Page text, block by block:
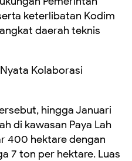
keterlibatan Kodim
daerah teknis
Kolaborasi
hingga Januari
di kawasan Paya Lah
400 hektare dengan
7 ton per hektare. Luas